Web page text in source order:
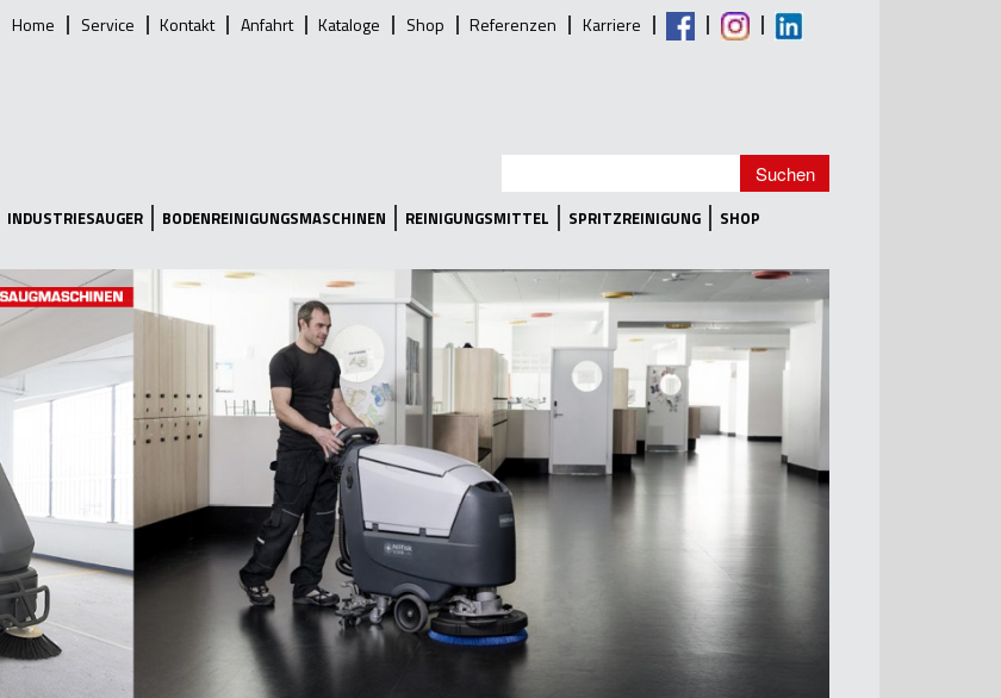
Home Service Kontakt Anfahrt Kataloge Shop Referenzen Karriere
INDUSTRIESAUGER BODENREINIGUNGSMASCHINEN REINIGUNGSMITTEL SPRITZREINIGUNG
SHOP